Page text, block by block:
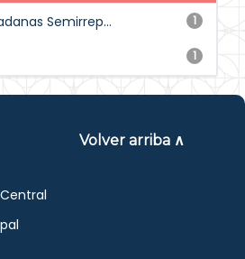
1
Semirrep...
1
Volver arriba ∧